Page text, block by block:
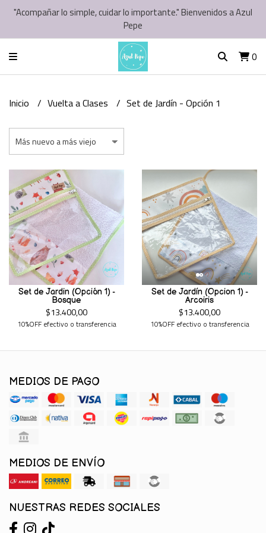
"Acompañar lo simple, cuidar lo importante." Bienvenidos a Azul
Pepe
0
Inicio Vuelta a Clases Set de Jardín - Opción 1
Set de Jardin (Opción 1) -
Bosque
$13.400,00
10%OFF efectivo o transferencia
Set de Jardín (Opcion 1) -
Arcoiris
$13.400,00
10%OFF efectivo o transferencia
MEDIOS DE PAGO
MEDIOS DE ENVÍO
NUESTRAS REDES SOCIALES